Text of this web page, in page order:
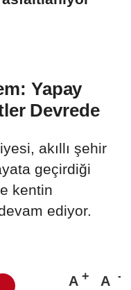
Yapay
Devrede
akıllı şehir
geçirdiği
kentin
ediyor.
A A